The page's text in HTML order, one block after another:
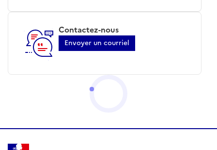
Contactez-nous
Envoyer un courriel